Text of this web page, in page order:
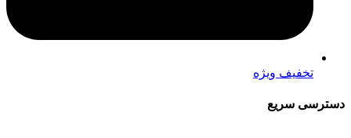
تخفیف ویژه
دسترسی سریع